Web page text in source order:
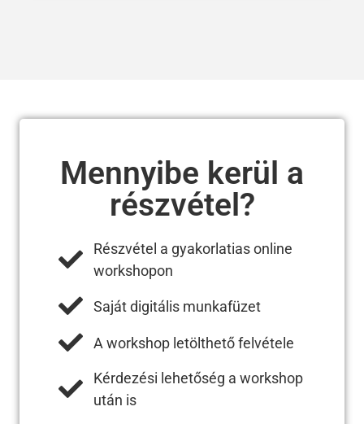
Mennyibe kerül a
részvétel?
Részvétel a gyakorlatias online
workshopon
Saját digitális munkafüzet
A workshop letölthető felvétele
Kérdezési lehetőség a workshop
után is